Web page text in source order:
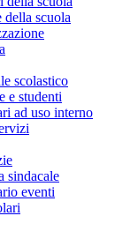
della scuola
scolastico
e studenti
ad uso interno
sindacale
eventi